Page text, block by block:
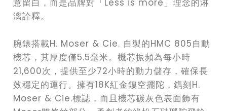
意留白，而是品牌對「Less is more」理念的淋
漓詮釋。
腕錶搭載H. Moser & Cie. 自製的HMC 805自動
機芯，其厚度僅5.5毫米。機芯振頻為每小時
21,600次，提供至少72小時的動力儲存，確保長
效穩定的運行。擁有18K紅金鏤空擺陀，鐫刻H.
Moser & Cie.標誌，而且機芯碳灰色表面飾有